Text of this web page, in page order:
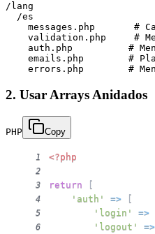
/lang
  /es
messages.php       #
validation.php     #
auth.php          #
emails.php        #
2. Usar Arrays Anidados
PHP Copy
1 <?php
2
3
return [
4 'auth' => [
5 'login' =>
6 'logout' =>